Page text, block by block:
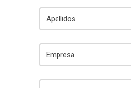
Apellidos
Empresa
CIF